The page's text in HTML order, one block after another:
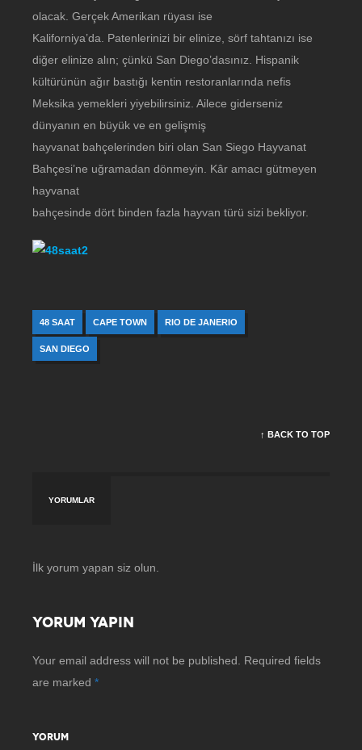
olacak. Gerçek Amerikan rüyası ise
Kaliforniya’da. Patenlerinizi bir elinize, sörf tahtanızı ise
diğer elinize alın; çünkü San Diego’dasınız. Hispanik
kültürünün ağır bastığı kentin restoranlarında nefis
Meksika yemekleri yiyebilirsiniz. Ailece giderseniz
dünyanın en büyük ve en gelişmiş
hayvanat bahçelerinden biri olan San Siego Hayvanat
Bahçesi’ne uğramadan dönmeyin. Kâr amacı gütmeyen
hayvanat
bahçesinde dört binden fazla hayvan türü sizi bekliyor.
48 SAAT CAPE TOWN RIO DE JANERIO
SAN DIEGO
↑ BACK TO TOP
YORUMLAR
İlk yorum yapan siz olun.
YORUM YAPIN
Your email address will not be published.
Required fields
are marked *
YORUM